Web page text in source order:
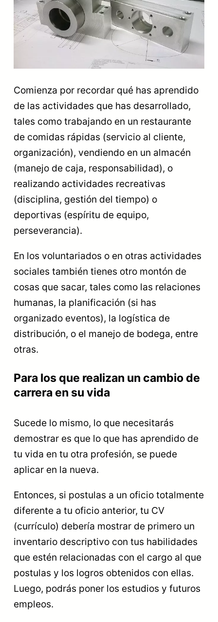
Comienza por recordar qué has aprendido
de las actividades que has desarrollado,
tales como trabajando en un restaurante
de comidas rápidas (servicio al cliente,
organización), vendiendo en un almacén
(manejo de caja, responsabilidad), o
realizando actividades recreativas
(disciplina, gestión del tiempo) o
deportivas (espíritu de equipo,
perseverancia).
En los voluntariados o en otras actividades
sociales también tienes otro montón de
cosas que sacar, tales como las relaciones
humanas, la planificación (si has
organizado eventos), la logística de
distribución, o el manejo de bodega, entre
otras.
Para los que realizan un cambio de
carrera en su vida
Sucede lo mismo, lo que necesitarás
demostrar es que lo que has aprendido de
tu vida en tu otra profesión, se puede
aplicar en la nueva.
Entonces, si postulas a un oficio totalmente
diferente a tu oficio anterior, tu CV
(currículo) debería mostrar de primero un
inventario descriptivo con tus habilidades
que estén relacionadas con el cargo al que
postulas y los logros obtenidos con ellas.
Luego, podrás poner los estudios y futuros
empleos.